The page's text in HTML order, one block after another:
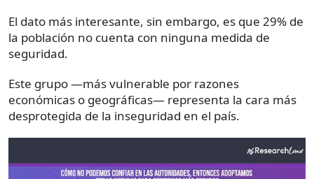
El dato más interesante, sin embargo, es que 29% de
la población no cuenta con ninguna medida de
seguridad.
Este grupo —más vulnerable por razones
económicas o geográficas— representa la cara más
desprotegida de la inseguridad en el país.